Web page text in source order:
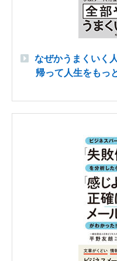
なぜかうまくいく
帰って人生をもっ